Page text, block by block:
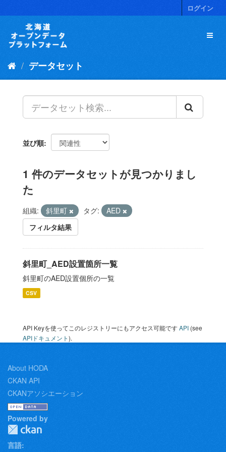
キ
ログイン
データセット
並び順
1 件のデータセットが見つかりまし
た
組織: 斜里町 タグ:
AED
フィルタ結果
斜里町_AED設置箇所一覧
斜里町のAED設置個所の一覧
CSV
API Keyを使ってこのレジストリーにもアクセス可能ですAPI (see
APIドキュメント).
About HODA
CKAN API
CKANアソシエーション
Powered by
言語